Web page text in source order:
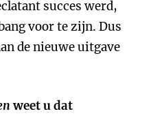
succes werd,
voor te zijn. Dus
de nieuwe uitgave
weet u dat